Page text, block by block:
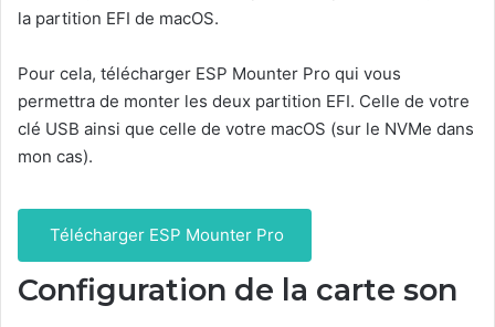
la partition EFI de macOS.
Pour cela, télécharger ESP Mounter Pro qui vous
permettra de monter les deux partition EFI. Celle de votre
clé USB ainsi que celle de votre macOS (sur le NVMe dans
mon cas).
Télécharger ESP Mounter Pro
Configuration de la carte son